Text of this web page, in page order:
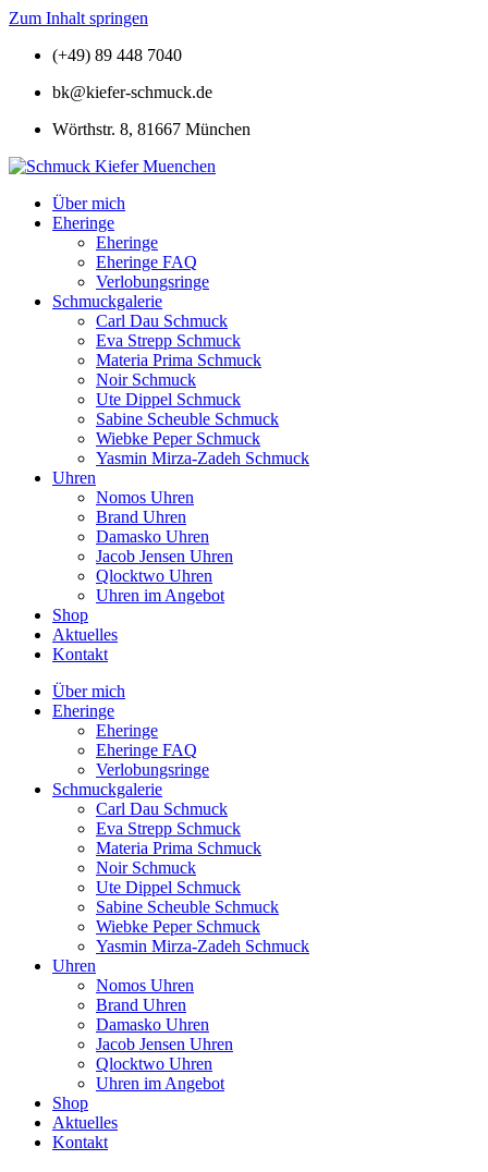
Zum Inhalt springen
(+49) 89 448 7040
bk@kiefer-schmuck.de
Wörthstr. 8, 81667 München
Über mich
Eheringe
Eheringe
Eheringe FAQ
Verlobungsringe
Schmuckgalerie
Carl Dau Schmuck
Eva Strepp Schmuck
Materia Prima Schmuck
Noir Schmuck
Ute Dippel Schmuck
Sabine Scheuble Schmuck
Wiebke Peper Schmuck
Yasmin Mirza-Zadeh Schmuck
Uhren
Nomos Uhren
Brand Uhren
Damasko Uhren
Jacob Jensen Uhren
Qlocktwo Uhren
Uhren im Angebot
Shop
Aktuelles
Kontakt
Über mich
Eheringe
Eheringe
Eheringe FAQ
Verlobungsringe
Schmuckgalerie
Carl Dau Schmuck
Eva Strepp Schmuck
Materia Prima Schmuck
Noir Schmuck
Ute Dippel Schmuck
Sabine Scheuble Schmuck
Wiebke Peper Schmuck
Yasmin Mirza-Zadeh Schmuck
Uhren
Nomos Uhren
Brand Uhren
Damasko Uhren
Jacob Jensen Uhren
Qlocktwo Uhren
Uhren im Angebot
Shop
Aktuelles
Kontakt